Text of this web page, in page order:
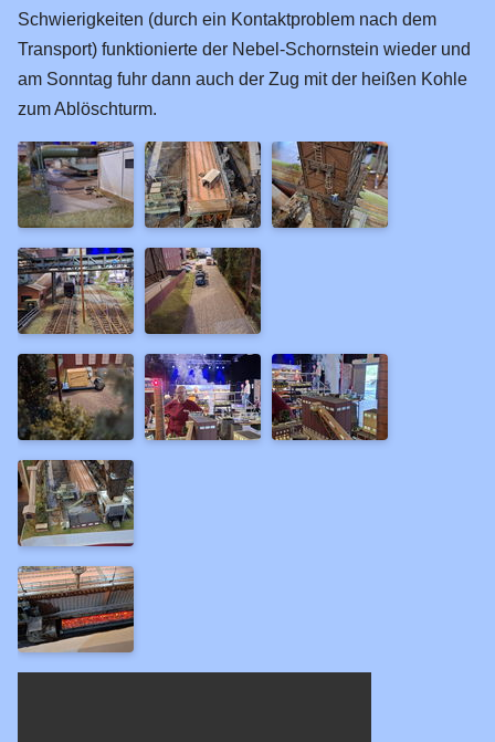
Schwierigkeiten (durch ein Kontaktproblem nach dem
Transport) funktionierte der Nebel-Schornstein wieder und
am Sonntag fuhr dann auch der Zug mit der heißen Kohle
zum Ablöschturm.